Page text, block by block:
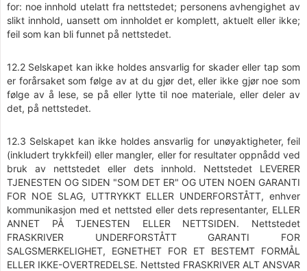
for: noe innhold utelatt fra nettstedet; personens avhengighet av
slikt innhold, uansett om innholdet er komplett, aktuelt eller ikke;
feil som kan bli funnet på nettstedet.
12.2 Selskapet kan ikke holdes ansvarlig for skader eller tap som
er forårsaket som følge av at du gjør det, eller ikke gjør noe som
følge av å lese, se på eller lytte til noe materiale, eller deler av
det, på nettstedet.
12.3 Selskapet kan ikke holdes ansvarlig for unøyaktigheter, feil
(inkludert trykkfeil) eller mangler, eller for resultater oppnådd ved
bruk av nettstedet eller dets innhold. Nettstedet LEVERER
TJENESTEN OG SIDEN "SOM DET ER" OG UTEN NOEN GARANTI
FOR NOE SLAG, UTTRYKKT ELLER UNDERFORSTÅTT, enhver
kommunikasjon med et nettsted eller dets representanter, ELLER
ANNET PÅ TJENESTEN ELLER NETTSIDEN. Nettstedet
FRASKRIVER UNDERFORSTÅTT GARANTI FOR
SALGSMERKELIGHET, EGNETHET FOR ET BESTEMT FORMÅL
ELLER IKKE-OVERTREDELSE. Nettsted FRASKRIVER ALT ANSVAR